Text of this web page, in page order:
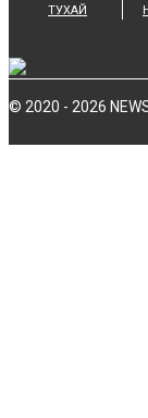
ТУХАЙ
© 2020 - 2026